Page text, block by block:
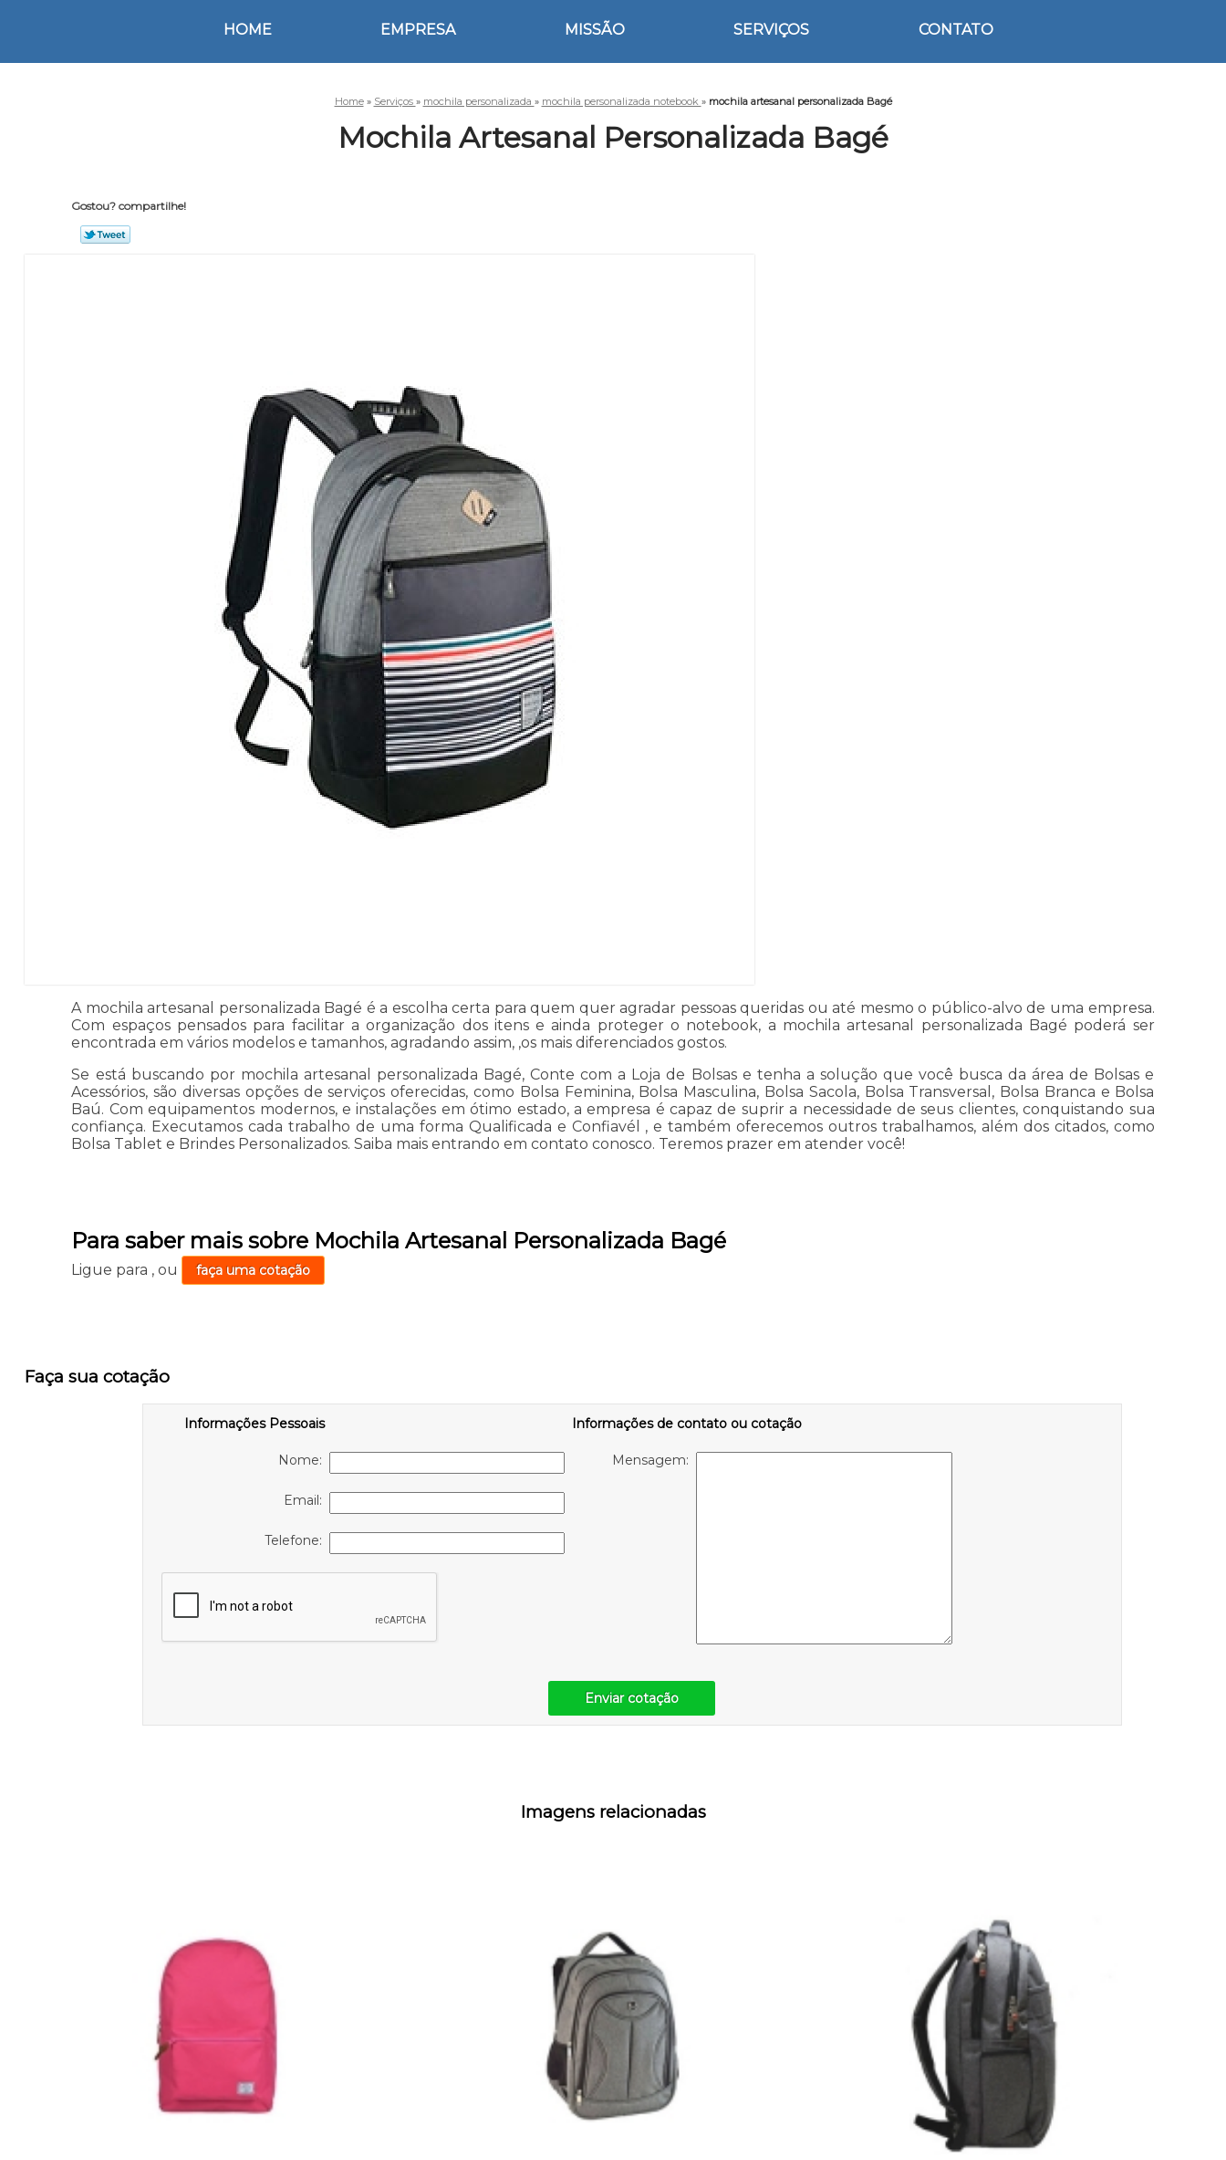
HOME EMPRESA MISSÃO SERVIÇOS CONTATO
Home » Serviços » mochila personalizada » mochila personalizada notebook » mochila artesanal personalizada Bagé
Mochila Artesanal Personalizada Bagé
Gostou? compartilhe!
A mochila artesanal personalizada Bagé é a escolha certa para quem quer agradar pessoas queridas ou até mesmo o público-alvo de uma empresa.
Com espaços pensados para facilitar a organização dos itens e ainda proteger o notebook, a mochila artesanal personalizada Bagé poderá ser
encontrada em vários modelos e tamanhos, agradando assim, ,os mais diferenciados gostos.
Se está buscando por mochila artesanal personalizada Bagé, Conte com a Loja de Bolsas e tenha a solução que você busca da área de Bolsas e
Acessórios, são diversas opções de serviços oferecidas, como Bolsa Feminina, Bolsa Masculina, Bolsa Sacola, Bolsa Transversal, Bolsa Branca e Bolsa
Baú. Com equipamentos modernos, e instalações em ótimo estado, a empresa é capaz de suprir a necessidade de seus clientes, conquistando sua
confiança. Executamos cada trabalho de uma forma Qualificada e Confiavél , e também oferecemos outros trabalhamos, além dos citados, como
Bolsa Tablet e Brindes Personalizados. Saiba mais entrando em contato conosco. Teremos prazer em atender você!
Para saber mais sobre Mochila Artesanal Personalizada Bagé
Ligue para ,ou faça uma cotação
Faça sua cotação
Informações Pessoais
Nome:
Email:
Telefone:
Informações de contato ou cotação
Mensagem:
Enviar cotação
Imagens relacionadas